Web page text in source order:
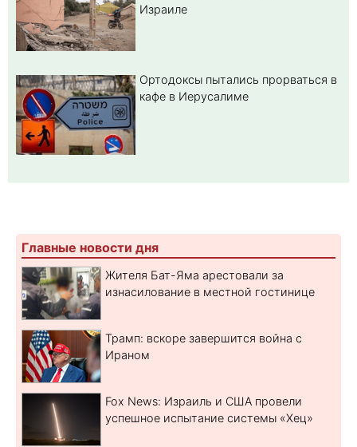
Израиле
Ортодоксы пытались прорваться в
кафе в Иерусалиме
Главные новости дня
Жителя Бат-Яма арестовали за
изнасилование в местной гостинице
Трамп: вскоре завершится война с
Ираном
Fox News: Израиль и США провели
успешное испытание системы «Хец»